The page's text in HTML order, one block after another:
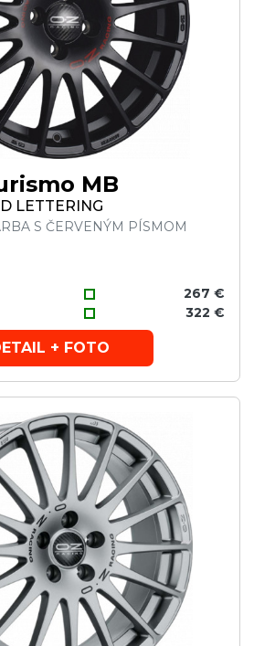
MB
LETTERING
S ČERVENÝM PÍSMOM
267 €
322 €
+ FOTO